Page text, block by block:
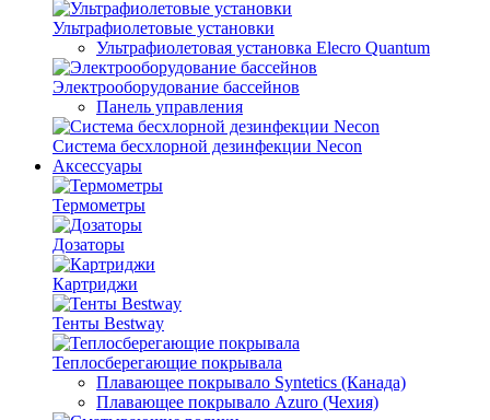
Ультрафиолетовые установки
Ультрафиолетовая установка Elecro Quantum
Электрооборудование бассейнов
Панель управления
Система бесхлорной дезинфекции Necon
Аксессуары
Термометры
Дозаторы
Картриджи
Тенты Bestway
Теплосберегающие покрывала
Плавающее покрывало Syntetics (Канада)
Плавающее покрывало Azuro (Чехия)